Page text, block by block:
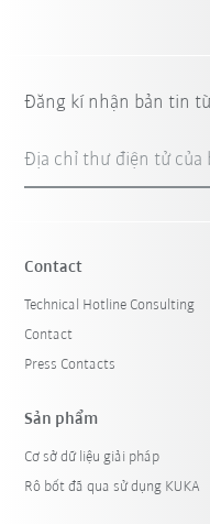
Đăng kí nhận bản tin
Địa chỉ thư điện tử của
Contact
Technical Hotline Consulting
Contact
Press Contacts
Sản phẩm
Cơ sở dữ liệu giải pháp
Rô bốt đã qua sử dụng KUKA